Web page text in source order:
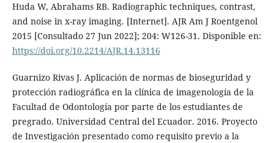
Huda W, Abrahams RB. Radiographic techniques, contrast,
and noise in x-ray imaging. [Internet]. AJR Am J Roentgenol
2015 [Consultado 27 Jun 2022]; 204: W126-31. Disponible en:
https://doi.org/10.2214/AJR.14.13116
Guarnizo Rivas J. Aplicación de normas de bioseguridad y
protección radiográfica en la clínica de imagenología de la
Facultad de Odontología por parte de los estudiantes de
pregrado. Universidad Central del Ecuador. 2016. Proyecto
de Investigación presentado como requisito previo a la